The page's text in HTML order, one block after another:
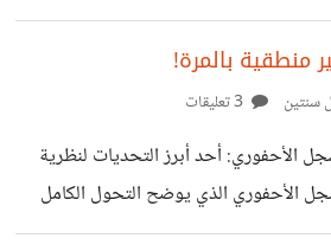
و التطور الكبروي ، ينتج عن ذلك
دليل على صحة النظرية او دليل على عدمه
الى ان تصبح جنين او تطور عضو
و ليس انتواع
منطقية بالمرة!
سنتين
اولاً: عدم اكتمال السجل الأحفوري: أحد أبرز التحديات لنظرية
الأحفوري الذي يوضح التحول الكامل
العديد من النقاد يشيرون إلى أن الأحافير